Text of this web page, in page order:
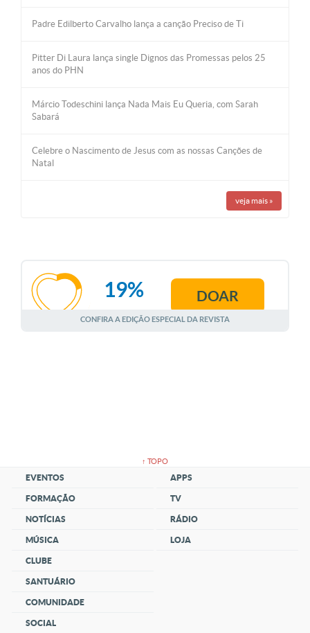
Padre Edilberto Carvalho lança a canção Preciso de Ti
Pitter Di Laura lança single Dignos das Promessas pelos 25
anos do PHN
Márcio Todeschini lança Nada Mais Eu Queria, com Sarah
Sabará
Celebre o Nascimento de Jesus com as nossas Canções de
Natal
veja mais »
AGOSTO
19% DOAR
CONFIRA A EDIÇÃO ESPECIAL DA REVISTA
↑ TOPO
EVENTOS
FORMAÇÃO
NOTÍCIAS
MÚSICA
CLUBE
SANTUÁRIO
COMUNIDADE
SOCIAL
APPS
TV
RÁDIO
LOJA